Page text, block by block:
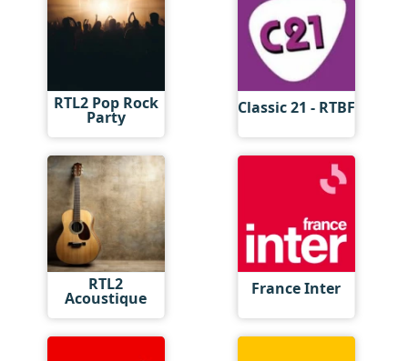
RTL2 Pop Rock
Party Classic 21 - RTBF
RTL2
Acoustique France Inter